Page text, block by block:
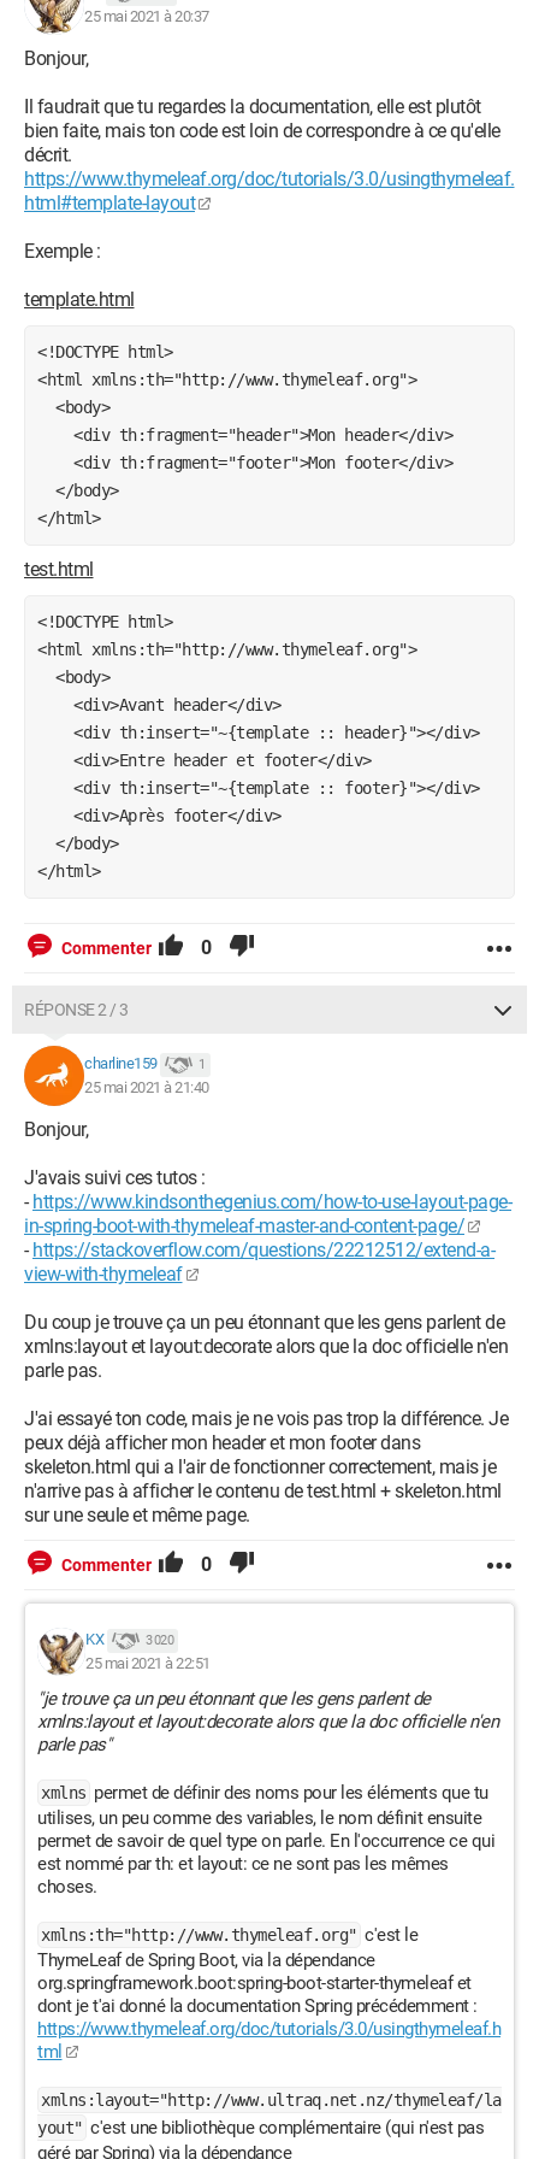
footer"> </footer>
        <script type="text/javascript"
    </body>
</html>
La page qui doit faire appel à skeleton (test.html):
<!DOCTYPE html>
<html lang="en"
xmlns:layout="http://www.ultraq.net.nz/thymeleaf/
      layout:decorate="skeleton.html">
      <!--Content of the page-->
page</h3>
    </div>
  </body>
</html>
Cependant, lorsque j'affiche la page test.html, le contenu de
skeleton n'est pas affiché, comme si je ne l'appelais pas.
Pourtant, j'ai l'impression d'avoir bien respecté la syntaxe, etc.
Une idée du problème ?
Configuration: Windows / Firefox 88.0
25 mai 2021 à 20:37
Bonjour,
Il faudrait que tu regardes la documentation, elle est plutôt
bien faite, mais ton code est loin de correspondre à ce qu'elle
décrit.
https://www.thymeleaf.org/doc/tutorials/3.0/usingthymeleaf.
html#template-layout
Exemple :
template.html
<!DOCTYPE html>
<html xmlns:th="http://www.thymeleaf.org">
</html>
test.html
<!DOCTYPE html>
<html xmlns:th="http://www.thymeleaf.org">
</html>
Commenter 0
RÉPONSE 2 / 3
charline159 1
25 mai 2021 à 21:40
Bonjour,
J'avais suivi ces tutos :
- https://www.kindsonthegenius.com/how-to-use-layout-page-
in-spring-boot-with-thymeleaf-master-and-content-page/
- https://stackoverflow.com/questions/22212512/extend-a-
view-with-thymeleaf
Du coup je trouve ça un peu étonnant que les gens parlent de
xmlns:layout et layout:decorate alors que la doc officielle n'en
parle pas.
J'ai essayé ton code, mais je ne vois pas trop la différence. Je
peux déjà afficher mon header et mon footer dans
skeleton.html qui a l'air de fonctionner correctement, mais je
n'arrive pas à afficher le contenu de test.html + skeleton.html
sur une seule et même page.
Commenter 0
KX 3 020
25 mai 2021 à 22:51
"je trouve ça un peu étonnant que les gens parlent de
xmlns:layout et layout:decorate alors que la doc officielle n'en
parle pas"
xmlns permet de définir des noms pour les éléments que tu
utilises, un peu comme des variables, le nom définit ensuite
permet de savoir de quel type on parle. En l'occurrence ce qui
est nommé par th: et layout: ce ne sont pas les mêmes
choses.
xmlns:th="http://www.thymeleaf.org" c'est le
ThymeLeaf de Spring Boot, via la dépendance
org.springframework.boot:spring-boot-starter-thymeleaf et
dont je t'ai donné la documentation Spring précédemment :
https://www.thymeleaf.org/doc/tutorials/3.0/usingthymeleaf.h
tml
xmlns:layout="http://www.ultraq.net.nz/thymeleaf/la
yout" c'est une bibliothèque complémentaire (qui n'est pas
géré par Spring) via la dépendance